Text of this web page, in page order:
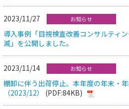
2023/11/27 お知らせ
導入事例「目視検査改善コンサルティ
減」を公開しました。
2023/11/14 お知らせ
棚卸に伴う出荷停止、本年度の年末・
（2023/12）
(PDF:84KB)